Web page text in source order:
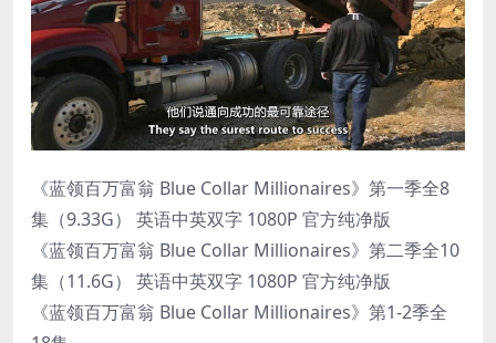
《蓝领百万富翁 Blue Collar Millionaires》第一季全8
集（9.33G） 英语中英双字 1080P 官方纯净版
《蓝领百万富翁 Blue Collar Millionaires》第二季全10
集（11.6G） 英语中英双字 1080P 官方纯净版
《蓝领百万富翁 Blue Collar Millionaires》第1-2季全